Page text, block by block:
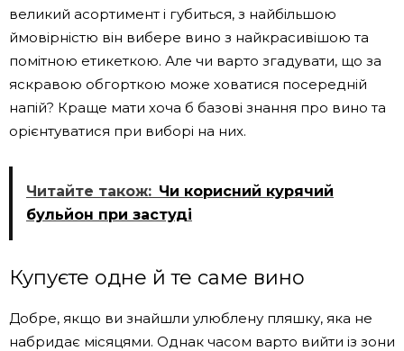
великий асортимент і губиться, з найбільшою
ймовірністю він вибере вино з найкрасивішою та
помітною етикеткою. Але чи варто згадувати, що за
яскравою обгорткою може ховатися посередній
напій? Краще мати хоча б базові знання про вино та
орієнтуватися при виборі на них.
Читайте також: Чи корисний курячий
бульйон при застуді
Купуєте одне й те саме вино
Добре, якщо ви знайшли улюблену пляшку, яка не
набридає місяцями. Однак часом варто вийти із зони